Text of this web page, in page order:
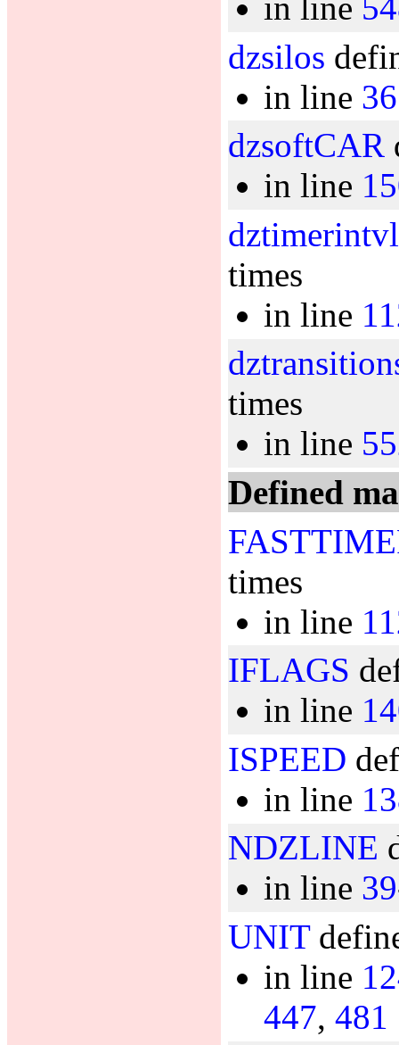
dzsilos
in line
dzsoftCAR
in line
dztimerintvl
times
in line
times
in line
Defined
times
in line
IFLAGS
in line
ISPEED
in line
NDZLINE
in line 39
UNIT
in line
447, 481